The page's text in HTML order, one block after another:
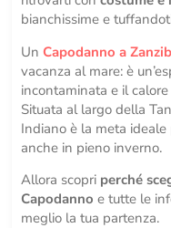
bianchissime e
UnCapodanno a
vacanza al mare: è
incontaminata e il
Situata al largo della
Indiano è la meta
anche in pieno inverno.
Allora scopri perché
Capodanno e tutte le
meglio la tua partenza.